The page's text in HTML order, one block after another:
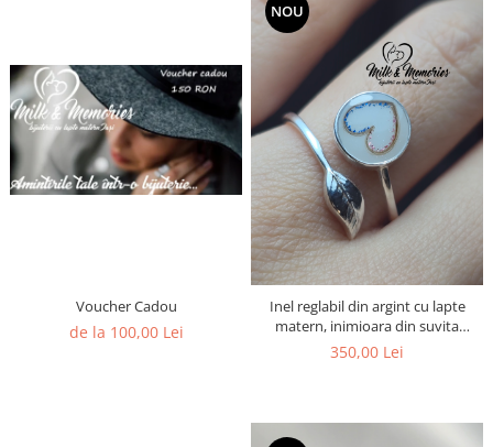
Pandantive aur
Pandantive argint
Vouchere Cadou
Seturi bijuterii
Voucher Cadou
de la 100,00 Lei
NOU
Inel reglabil din argint cu lapte
matern, inimioara din suvita
bebelusului si foita argintie
350,00 Lei